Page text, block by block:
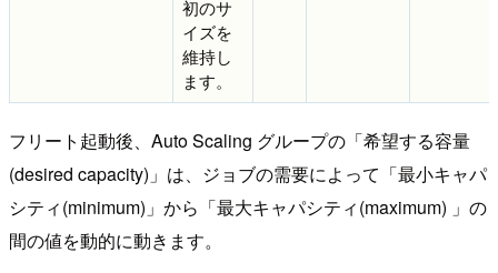
初のサ
イズを
維持し
ます。
フリート起動後、Auto Scaling グループの「希望する容量
(desired capacity)」は、ジョブの需要によって「最小キャパ
シティ(minimum)」から「最大キャパシティ(maximum) 」の
間の値を動的に動きます。